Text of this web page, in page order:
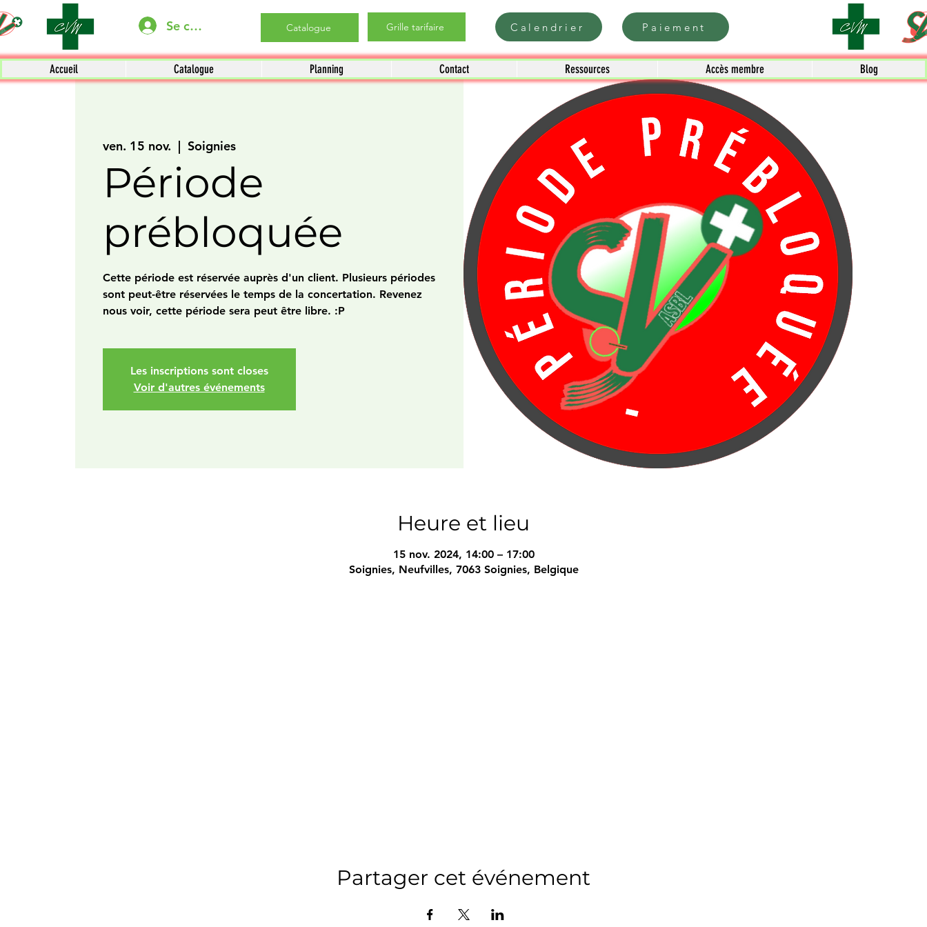
Se connecter Catalogue Grille tarifaire Calendrier Paiement
Accueil Catalogue Planning Contact Ressources Accès membre Blog
ven. 15 nov.
  |
Soignies
Période
prébloquée
Cette période est réservée auprès d'un client. Plusieurs périodes
sont peut-être réservées le temps de la concertation. Revenez
nous voir, cette période sera peut être libre. :P
Les inscriptions sont closes
Voir d'autres événements
Heure et lieu
15 nov. 2024, 14:00 – 17:00
Soignies, Neufvilles, 7063 Soignies, Belgique
Partager cet événement